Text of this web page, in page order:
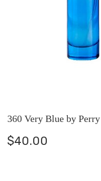
360 Very Blue by
$40.00